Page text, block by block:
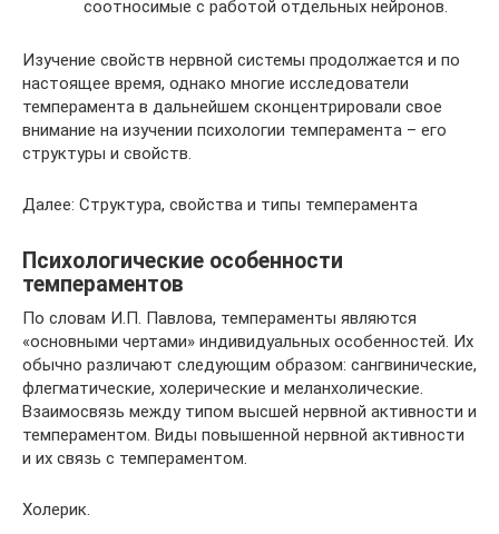
соотносимые с работой отдельных нейронов.
Изучение свойств нервной системы продолжается и по
настоящее время, однако многие исследователи
темперамента в дальнейшем сконцентрировали свое
внимание на изучении психологии темперамента – его
структуры и свойств.
Далее: Структура, свойства и типы темперамента
Психологические особенности
темпераментов
По словам И.П. Павлова, темпераменты являются
«основными чертами» индивидуальных особенностей. Их
обычно различают следующим образом: сангвинические,
флегматические, холерические и меланхолические.
Взаимосвязь между типом высшей нервной активности и
темпераментом. Виды повышенной нервной активности
и их связь с темпераментом.
Холерик.